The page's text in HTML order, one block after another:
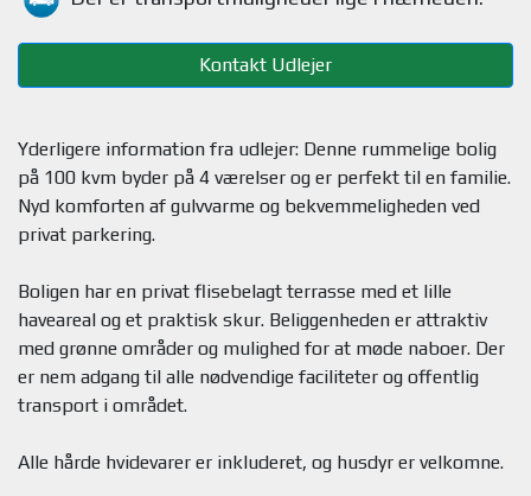
Kontakt Udlejer
Yderligere information fra udlejer: Denne rummelige bolig
på 100 kvm byder på 4 værelser og er perfekt til en familie.
Nyd komforten af gulvvarme og bekvemmeligheden ved
privat parkering.
Boligen har en privat flisebelagt terrasse med et lille
haveareal og et praktisk skur. Beliggenheden er attraktiv
med grønne områder og mulighed for at møde naboer. Der
er nem adgang til alle nødvendige faciliteter og offentlig
transport i området.